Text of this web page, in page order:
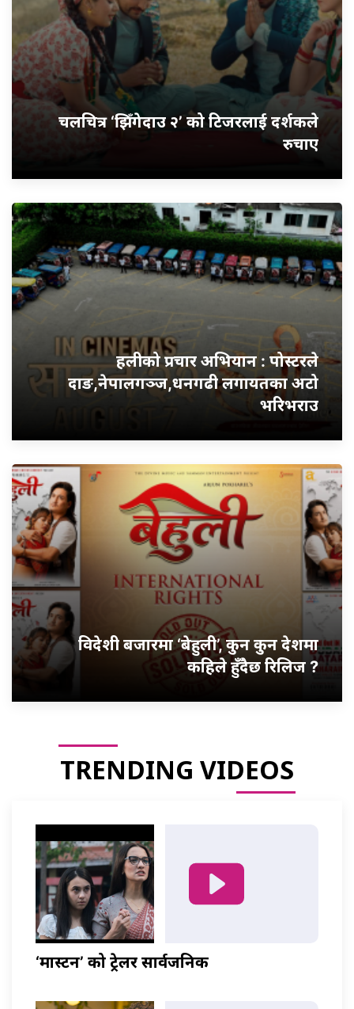
चलचित्र ‘झिँगेदाउ २’ को टिजरलाई दर्शकले
रुचाए
हलीको प्रचार अभियान : पोस्टरले
दाङ,नेपालगञ्ज,धनगढी लगायतका अटो
भरिभराउ
विदेशी बजारमा ‘बेहुली’, कुन कुन देशमा
कहिले हुँदैछ रिलिज ?
TRENDING VIDEOS
‘मास्टर्नी’ को ट्रेलर सार्वजनिक